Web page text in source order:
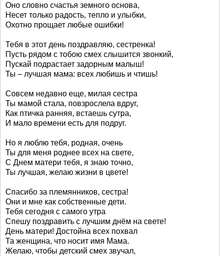
Оно словно счастья земного основа,
Несет только радость, тепло и улыбки,
Охотно прощает любые ошибки!
Тебя в этот день поздравляю, сестренка!
Пусть рядом с тобою смех слышится звонкий,
Пускай подрастает задорным малыш!
Ты – лучшая мама: всех любишь и чтишь!
Совсем недавно еще, милая сестра
Ты мамой стала, повзрослела вдруг,
Как птичка ранняя, встаешь сутра,
И мало времени есть для подруг.
Но я люблю тебя, родная, очень
Ты для меня роднее всех на свете,
С Днем матери тебя, я знаю точно,
Ты лучшая, желаю жизни в цвете!
Спасибо за племянников, сестра!
Они и мне как собственные дети.
Тебя сегодня с самого утра
Спешу поздравить с лучшим днём на свете!
День матери! Достойна всех похвал
Та женщина, что носит имя Мама.
Желаю, чтобы детский смех звучал,